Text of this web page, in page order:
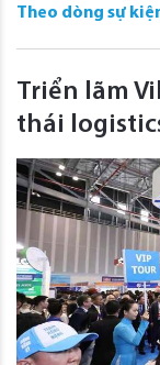
Theo dòng sự
Triển lãm
thái